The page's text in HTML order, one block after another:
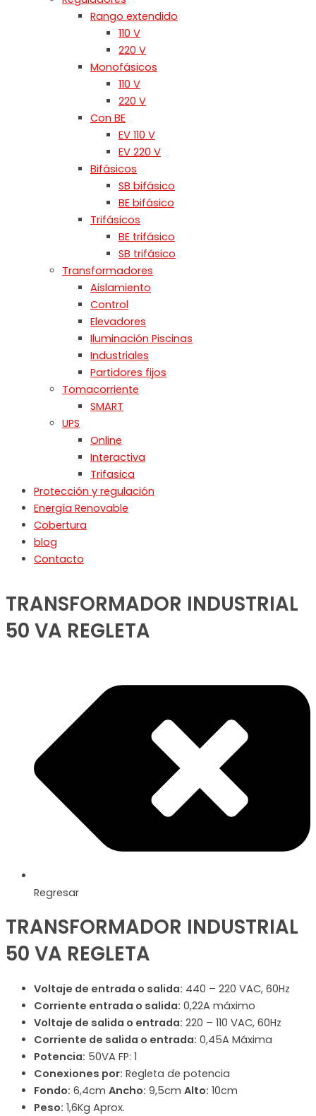
Rango extendido
110 V
220 V
Monofásicos
110 V
220 V
Con BE
EV 110 V
EV 220 V
Bifásicos
SB bifásico
BE bifásico
Trifásicos
BE trifásico
SB trifásico
Transformadores
Aislamiento
Control
Elevadores
Iluminación Piscinas
Industriales
Partidores fijos
Tomacorriente
SMART
UPS
Online
Interactiva
Trifasica
Protección y regulación
Energía Renovable
Cobertura
blog
Contacto
TRANSFORMADOR INDUSTRIAL
50 VA REGLETA
Regresar
TRANSFORMADOR INDUSTRIAL
50 VA REGLETA
Voltaje de entrada o salida: 440 – 220 VAC, 60Hz
Corriente entrada o salida: 0,22A máximo
Voltaje de salida o entrada: 220 – 110 VAC, 60Hz
Corriente de salida o entrada: 0,45A Máxima
Potencia: 50VA FP: 1
Conexiones por: Regleta de potencia
Fondo: 6,4cm Ancho: 9,5cm Alto: 10cm
Peso: 1,6Kg Aprox.